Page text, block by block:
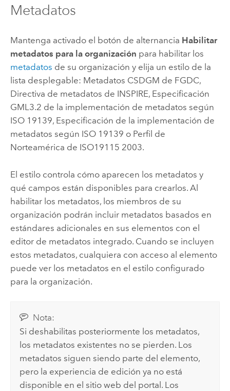
Metadatos
Mantenga activado el botón de alternancia Habilitar
metadatos para la organización para habilitar los
metadatos de su organización y elija un estilo de la
lista desplegable: Metadatos CSDGM de FGDC,
Directiva de metadatos de INSPIRE, Especificación
GML3.2 de la implementación de metadatos según
ISO 19139, Especificación de la implementación de
metadatos según ISO 19139 o Perfil de
Norteamérica de ISO19115 2003.
El estilo controla cómo aparecen los metadatos y
qué campos están disponibles para crearlos. Al
habilitar los metadatos, los miembros de su
organización podrán incluir metadatos basados en
estándares adicionales en sus elementos con el
editor de metadatos integrado. Cuando se incluyen
estos metadatos, cualquiera con acceso al elemento
puede ver los metadatos en el estilo configurado
para la organización.
Nota:
Si deshabilitas posteriormente los metadatos,
los metadatos existentes no se pierden. Los
metadatos siguen siendo parte del elemento,
pero la experiencia de edición ya no está
disponible en el sitio web del portal. Los